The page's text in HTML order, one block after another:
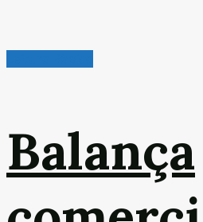
Balança